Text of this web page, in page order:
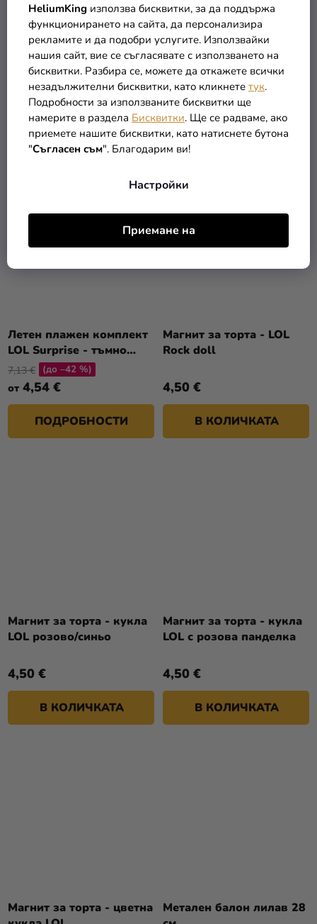
HeliumKing използва бисквитки, за да поддържа
функционирането на сайта, да персонализира
рекламите и да подобри услугите. Използвайки
нашия сайт, вие се съгласявате с използването на
бисквитки. Разбира се, можете да откажете всички
незадължителни бисквитки, като кликнете тук.
Подробности за използваните бисквитки ще
намерите в раздела Бисквитки. Ще се радваме, ако
приемете нашите бисквитки, като натиснете бутона
"Съгласен съм". Благодарим ви!
Настройки
Приемане на
Кърпа за момиче /
Пончо - LOL Surprise
7,99 €
В КОЛИЧКАТА
Летен плажен комплект
LOL Surprise - светло
розов
от4,54 €
7,13 € (до –42 %)
ПОДРОБНОСТИ
Летен плажен комплект
LOL Surprise - тъмно
розов
от 4,54 €
7,13 € (до –42 %)
ПОДРОБНОСТИ
Магнит за торта - LOL
Rock doll
4,50 €
В КОЛИЧКАТА
Магнит за торта - кукла
LOL розово/синьо
4,50 €
В КОЛИЧКАТА
Магнит за торта - кукла
LOL с розова панделка
4,50 €
В КОЛИЧКАТА
Магнит за торта - цветна
Метален балон лилав 28